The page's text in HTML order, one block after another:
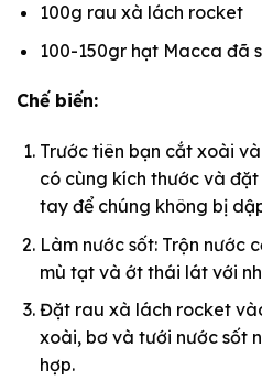
100g rau xà lách rocket
100-150gr hạt Macca đã
Chế biến:
Trước tiên bạn cắt xoài
có cùng kích thước và
tay để chúng không bị
Làm nước sốt: Trộn nước
mù tạt và ớt thái lát với
Đặt rau xà lách rocket
xoài, bơ và tưới nước sốt
hợp.